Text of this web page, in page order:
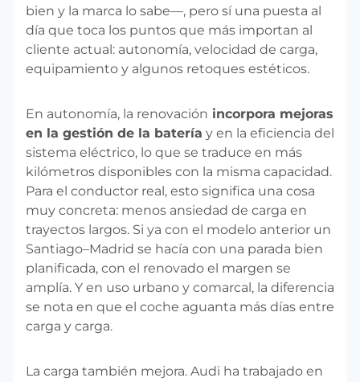
bien y la marca lo sabe—, pero sí una puesta al
día que toca los puntos que más importan al
cliente actual: autonomía, velocidad de carga,
equipamiento y algunos retoques estéticos.
En autonomía, la renovación incorpora mejoras
en la gestión de la batería y en la eficiencia del
sistema eléctrico, lo que se traduce en más
kilómetros disponibles con la misma capacidad.
Para el conductor real, esto significa una cosa
muy concreta: menos ansiedad de carga en
trayectos largos. Si ya con el modelo anterior un
Santiago–Madrid se hacía con una parada bien
planificada, con el renovado el margen se
amplía. Y en uso urbano y comarcal, la diferencia
se nota en que el coche aguanta más días entre
carga y carga.
La carga también mejora. Audi ha trabajado en